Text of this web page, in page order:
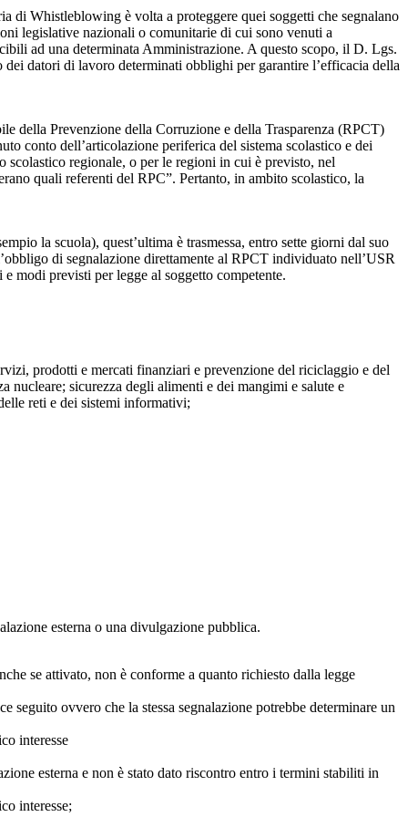
di Whistleblowing è volta a proteggere quei soggetti che segnalano
legislative nazionali o comunitarie di cui sono venuti a
ad una determinata Amministrazione. A questo scopo, il D. Lgs.
dei datori di lavoro determinati obblighi per garantire l’efficacia della
della Prevenzione della Corruzione e della Trasparenza (RPCT)
conto dell’articolazione periferica del sistema scolastico e dei
regionale, o per le regioni in cui è previsto, nel
quali referenti del RPC”. Pertanto, in ambito scolastico, la
la scuola), quest’ultima è trasmessa, entro sette giorni dal suo
di segnalazione direttamente al RPCT individuato nell’USR
modi previsti per legge al soggetto competente.
prodotti e mercati finanziari e prevenzione del riciclaggio e del
nucleare; sicurezza degli alimenti e dei mangimi e salute e
reti e dei sistemi informativi;
esterna o una divulgazione pubblica.
se attivato, non è conforme a quanto richiesto dalla legge
seguito ovvero che la stessa segnalazione potrebbe determinare un
interesse
esterna e non è stato dato riscontro entro i termini stabiliti in
interesse;